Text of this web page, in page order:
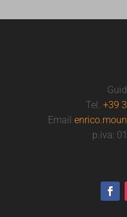
Tel. +39
Email
p.iva: